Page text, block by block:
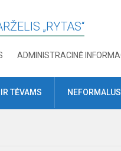
„RYTAS“
ADMINISTRACINĖ
TĖVAMS